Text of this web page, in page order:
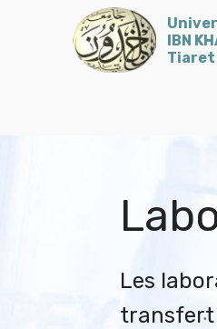
IBN
Tiaret
Les
transfert